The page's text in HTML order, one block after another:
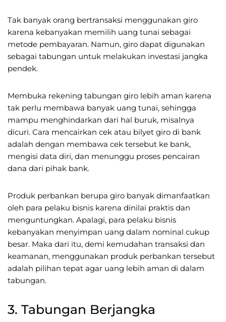
Tak banyak orang bertransaksi menggunakan giro
karena kebanyakan memilih uang tunai sebagai
metode pembayaran. Namun, giro dapat digunakan
sebagai tabungan untuk melakukan investasi jangka
pendek.
Membuka rekening tabungan giro lebih aman karena
tak perlu membawa banyak uang tunai, sehingga
mampu menghindarkan dari hal buruk, misalnya
dicuri. Cara mencairkan cek atau bilyet giro di bank
adalah dengan membawa cek tersebut ke bank,
mengisi data diri, dan menunggu proses pencairan
dana dari pihak bank.
Produk perbankan berupa giro banyak dimanfaatkan
oleh para pelaku bisnis karena dinilai praktis dan
menguntungkan. Apalagi, para pelaku bisnis
kebanyakan menyimpan uang dalam nominal cukup
besar. Maka dari itu, demi kemudahan transaksi dan
keamanan, menggunakan produk perbankan tersebut
adalah pilihan tepat agar uang lebih aman di dalam
tabungan.
3. Tabungan Berjangka